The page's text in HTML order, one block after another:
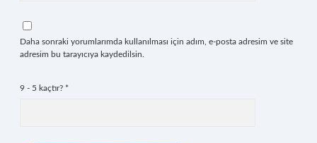
Daha sonraki yorumlarımda kullanılması için adım, e-posta adresim ve site
adresim bu tarayıcıya kaydedilsin.
9 - 5 kaçtır? *